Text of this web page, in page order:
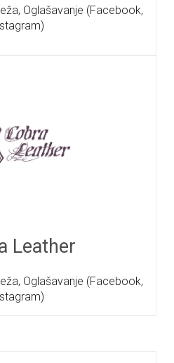
Oglašavanje (Facebook,
Leather
Oglašavanje (Facebook,